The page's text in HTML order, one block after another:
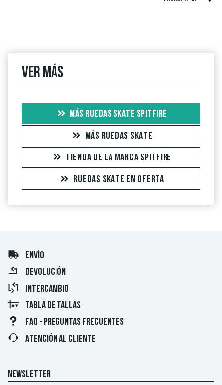
Ver más
MÁS RUEDAS SKATE SPITFIRE
MÁS RUEDAS SKATE
TIENDA DE LA MARCA SPITFIRE
RUEDAS SKATE EN OFERTA
ENVÍO
DEVOLUCIÓN
INTERCAMBIO
TABLA DE TALLAS
FAQ - PREGUNTAS FRECUENTES
ATENCIÓN AL CLIENTE
NEWSLETTER